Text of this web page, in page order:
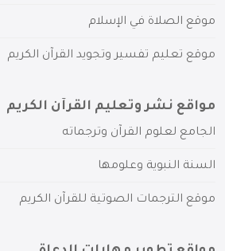
موقع الصلاة في الإسلام
موقع تعليم تفسير وتجويد القرآن الكريم
مواقع نشر وتعليم القرآن الكريم
الجامع لعلوم القرآن وترجماته
السنة النبوية وعلومها
موقع الترجمات الصوتية للقرآن الكريم